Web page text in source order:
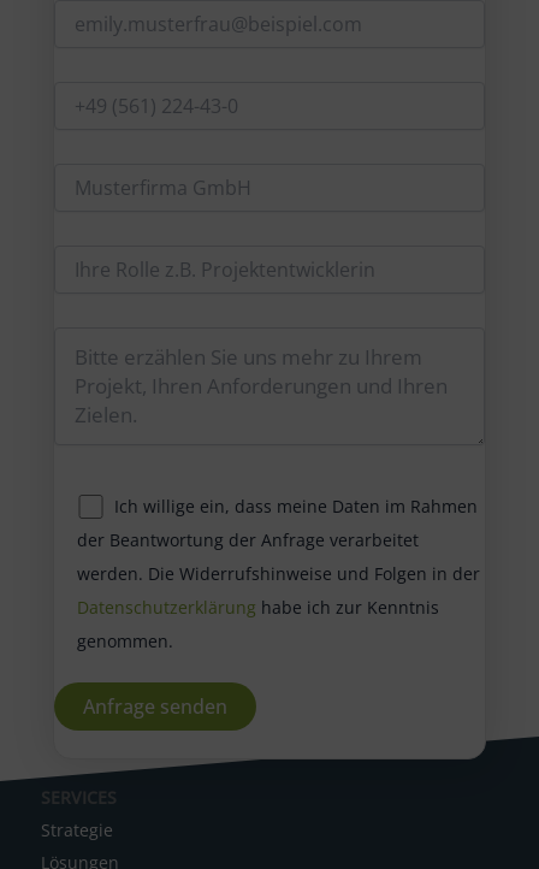
Ich willige ein, dass meine Daten im Rahmen
der Beantwortung der Anfrage verarbeitet
werden. Die Widerrufshinweise und Folgen in der
Datenschutzerklärung habe ich zur Kenntnis
genommen.
A
l
t
SERVICES
Strategie
Lösungen